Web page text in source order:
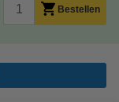
Bestellen